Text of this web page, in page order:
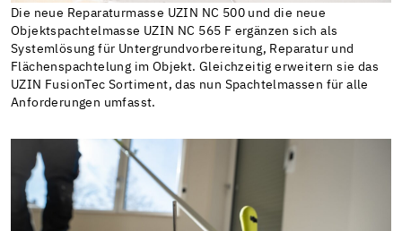
Die neue Reparaturmasse UZIN NC 500 und die neue
Objektspachtelmasse UZIN NC 565 F ergänzen sich als
Systemlösung für Untergrundvorbereitung, Reparatur und
Flächenspachtelung im Objekt. Gleichzeitig erweitern sie das
UZIN FusionTec Sortiment, das nun Spachtelmassen für alle
Anforderungen umfasst.